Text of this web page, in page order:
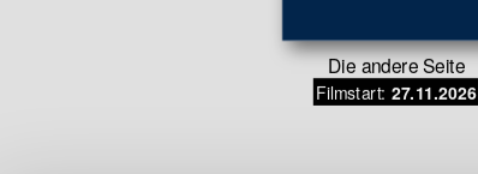
Die andere Seite
Filmstart:27.11.2026